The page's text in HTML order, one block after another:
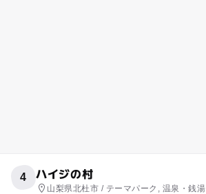
4 ハイジの村
山梨県北杜市 / テーマパーク, 温泉・銭湯